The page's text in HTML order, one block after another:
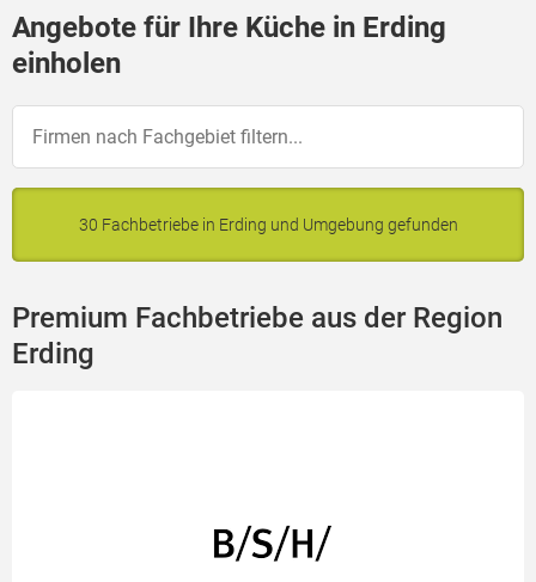
Angebote für Ihre Küche in Erding
einholen
30 Fachbetriebe in Erding und Umgebung gefunden
Premium Fachbetriebe aus der Region
Erding